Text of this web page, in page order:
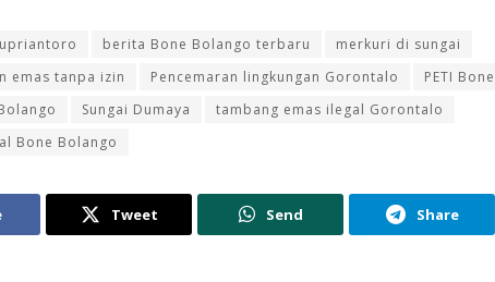
berita Bone Bolango terbaru
merkuri di sungai
emas tanpa izin
Pencemaran lingkungan Gorontalo
PETI
Sungai Dumaya
tambang emas ilegal Gorontalo
Bone Bolango
Tweet Send Share